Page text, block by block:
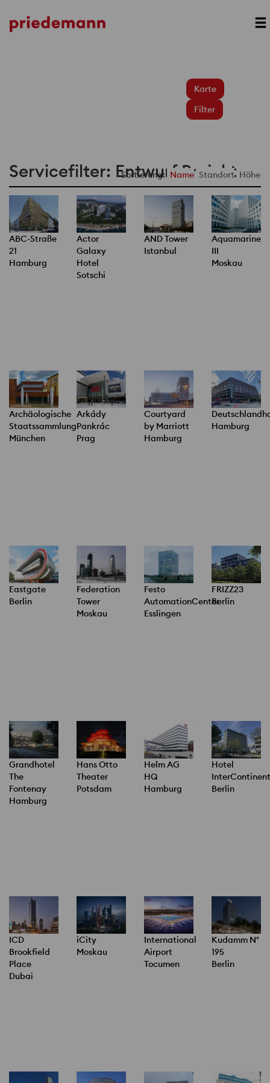
Karte
Filter
Servicefilter: Entwurf Projekte
Sortierung: Name Standort Höhe
ABC-Straße
21
Hamburg
Actor
Galaxy
Hotel
Sotschi
AND Tower
Istanbul
Aquamarine
III
Moskau
Archäologische
Staatssammlung
München
Arkády
Pankrác
Prag
Courtyard
by Marriott
Hamburg
Hamburg
Eastgate
Berlin
Federation
Tower
Moskau
Festo
AutomationCenter
Esslingen
FRIZZ23
Berlin
Grandhotel
The
Fontenay
Hamburg
Hans Otto
Theater
Potsdam
Helm AG
HQ
Hamburg
Hotel
Berlin
ICD
Brookfield
Place
Dubai
iCity
Moskau
International
Airport
Tocumen
Kudamm N°
195
Berlin